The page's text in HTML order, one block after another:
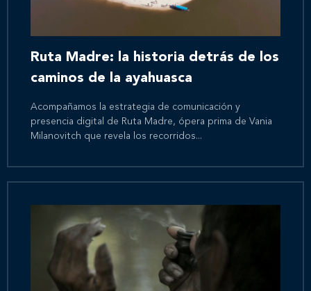
Ruta Madre: la historia detrás de los
caminos de la ayahuasca
Acompañamos la estrategia de comunicación y
presencia digital de Ruta Madre, ópera prima de Vania
Milanovitch que revela los recorridos...